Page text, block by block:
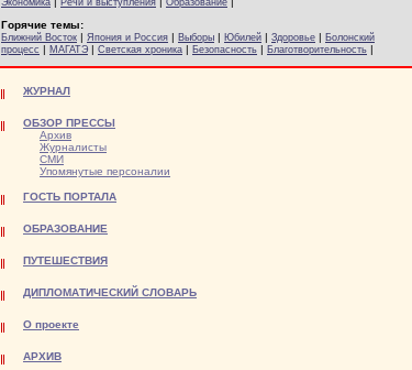
Экономика Речи и выступления Образование
Горячие темы:
Ближний Восток | Япония и Россия | Выборы | Юбилей | Здоровье | Болонский
процесс | МАГАТЭ | Светская хроника | Безопасность | Благотворительность |
ЖУРНАЛ
ОБЗОР ПРЕССЫ
Архив
Журналисты
СМИ
Упомянутые персоналии
ГОСТЬ ПОРТАЛА
ОБРАЗОВАНИЕ
ПУТЕШЕСТВИЯ
ДИПЛОМАТИЧЕСКИЙ СЛОВАРЬ
О проекте
АРХИВ